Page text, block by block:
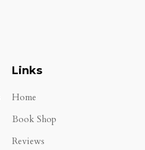
Links
Home
Book Shop
Reviews